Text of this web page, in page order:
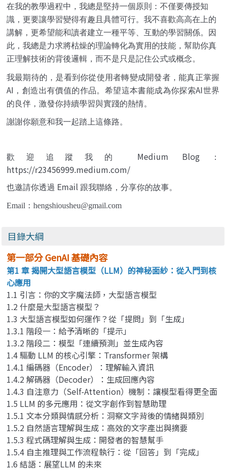
在我的教學過程中，我總是堅持一個原則：不僅要傳授知
識，更要讓學習變得有趣且具體可行。我不喜歡高高在上的
講解，更希望能和讀者建立一種平等、互動的學習關係。因
此，我總是力求將枯燥的理論轉化為實用的技能，幫助你真
正理解技術的背後邏輯，而不是只是記住公式或概念。
我最期待的，是看到你從使用者轉變成開發者，能真正掌握
AI ，創造出有價值的作品。希望這本書能成為你探索AI世界
的良伴，激發你持續學習與實踐的熱情。
謝謝你願意和我一起踏上這條路。
歡迎追蹤我的 Medium Blog ：
https://r23456999.medium.com/
也邀請你透過 Email 跟我聯絡，分享你的故事。
Email ： hengshiousheu@gmail.com
目錄大綱
第一部分 GenAI 基礎內容
第1 章 揭開大型語言模型（LLM）的神秘面紗：從入門到核
心應用
1.1 引言：你的文字魔法師，大型語言模型
1.2 什麼是大型語言模型？
1.3 大型語言模型如何運作？從「提問」到「生成」
1.3.1 階段一：給予清晰的「提示」
1.3.2 階段二：模型「連續預測」並生成內容
1.4 驅動 LLM 的核心引擎：Transformer 架構
1.4.1 編碼器（Encoder）：理解輸入資訊
1.4.2 解碼器（Decoder）：生成回應內容
1.4.3 自注意力（Self-Attention）機制：讓模型看得更全面
1.5 LLM 的多元應用：從文字創作到智慧助理
1.5.1 文本分類與情感分析：洞察文字背後的情緒與類別
1.5.2 自然語言理解與生成：高效的文字產出與摘要
1.5.3 程式碼理解與生成：開發者的智慧幫手
1.5.4 自主推理與工作流程執行：從「回答」到「完成」
1.6 結語：展望LLM 的未來